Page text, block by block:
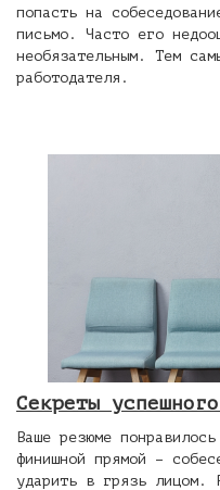
попасть на
письмо. Часто его
необязательным. Тем
работодателя.
Секреты
Ваше резюме
финишной прямой –
ударить в грязь лицом.